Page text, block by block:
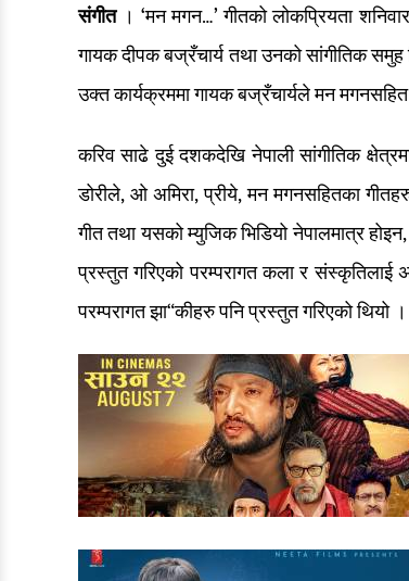
संगीत। ‘मन मगन…’ गीतको लोकप्रियता
गायक दीपक बज्रँचार्य तथा उनको सांगीतिक
उक्त कार्यक्रममा गायक बज्रँचार्यले मन
करिव साढे दुई दशकदेखि नेपाली सांगीतिक
डोरीले, ओ अमिरा, प्रीये, मन मगनसहितका
गीत तथा यसको म्युजिक भिडियो नेपालमात्र
प्रस्तुत गरिएको परम्परागत कला र संस्कृतिलाई
परम्परागत झा“कीहरु पनि प्रस्तुत गरिएको थियो ।